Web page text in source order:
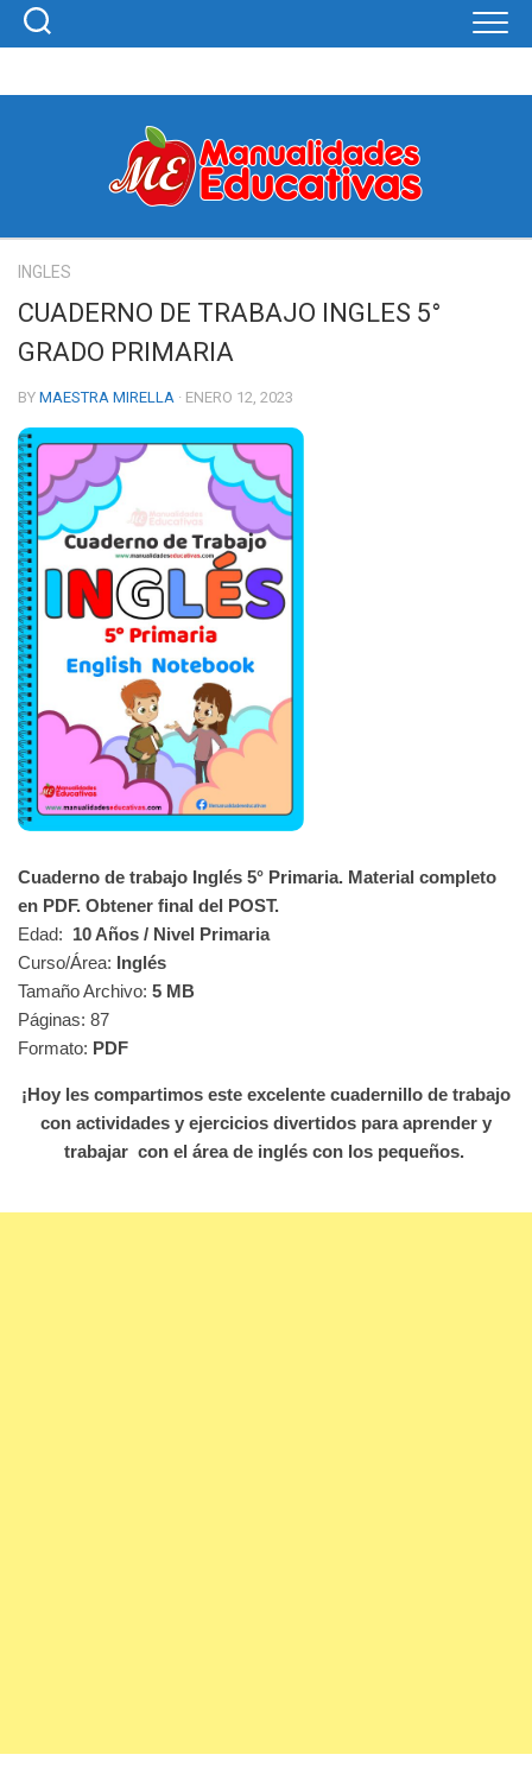
Skip
INGLES
CUADERNO DE TRABAJO INGLES 5°
GRADO PRIMARIA
BY MAESTRA MIRELLA · ENERO 12, 2023
Cuaderno de trabajo Inglés 5° Primaria. Material completo
en PDF. Obtener final del POST.
Edad: 10 Años / Nivel Primaria
Curso/Área: Inglés
Tamaño Archivo: 5 MB
Páginas: 87
Formato: PDF
¡Hoy les compartimos este excelente cuadernillo de trabajo
con actividades y ejercicios divertidos para aprender y
trabajar con el área de inglés con los pequeños.